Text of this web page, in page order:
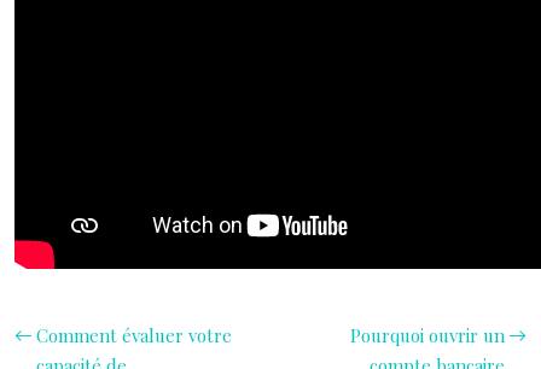
Comment évaluer votre
Pourquoi ouvrir un